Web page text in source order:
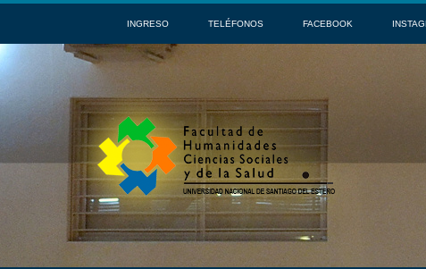
INGRESO TELÉFONOS FACEBOOK